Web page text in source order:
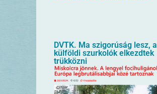
DVTK. Ma szigorúság lesz, a
külföldi szurkolók elkezdtek
trükközni